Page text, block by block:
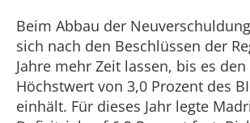
Beim Abbau der
sich nach den Beschlüssen der
Jahre mehr Zeit lassen, bis es
Höchstwert von 3,0 Prozent des
einhält. Für dieses Jahr legte